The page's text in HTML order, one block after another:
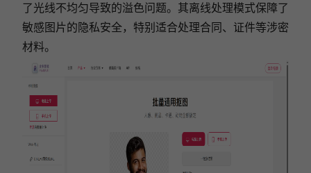
了光线不均匀导致的溢色问题。其离线处理模式保障了
敏感图片的隐私安全，特别适合处理合同、证件等涉密
材料。